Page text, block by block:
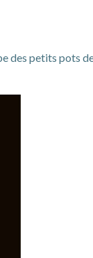
des petits pots